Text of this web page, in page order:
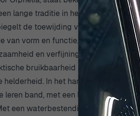
lange traditie in het creëren van
de toewijding van het merk aan
van vorm en functie, waardoor het
en verfijning uitstraalt. De
bruikbaarheid te bieden
helderheid. In het hart van het
leren band, met een lengte van 22
een waterbestendigheid tot 5 bar